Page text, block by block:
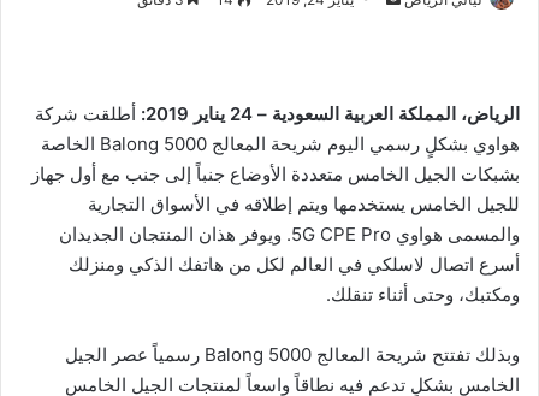
ب
ر
ي
د
ا
إ
ل
الرياض، المملكة العربية السعودية – 24 يناير 2019:
أطلقت شركة
هواوي بشكلٍ رسمي اليوم شريحة المعالج Balong 5000 الخاصة
بشبكات الجيل الخامس متعددة الأوضاع جنباً إلى جنب مع أول جهاز
للجيل الخامس يستخدمها ويتم إطلاقه في الأسواق التجارية
والمسمى هواوي 5G CPE Pro. ويوفر هذان المنتجان الجديدان
أسرع اتصال لاسلكي في العالم لكل من هاتفك الذكي ومنزلك
ومكتبك، وحتى أثناء تنقلك.
وبذلك تفتتح شريحة المعالج Balong 5000 رسمياً عصر الجيل
الخامس بشكلٍ تدعم فيه نطاقاً واسعاً لمنتجات الجيل الخامس